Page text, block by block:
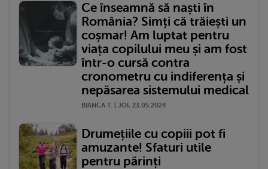
Ce înseamnă să naști în
România? Simți că trăiești un
coșmar! Am luptat pentru
viața copilului meu și am fost
într-o cursă contra
cronometru cu indiferența și
nepăsarea sistemului medical
BIANCA T. | JOI, 23.05.2024
Drumețiile cu copiii pot fi
amuzante! Sfaturi utile
pentru părinți